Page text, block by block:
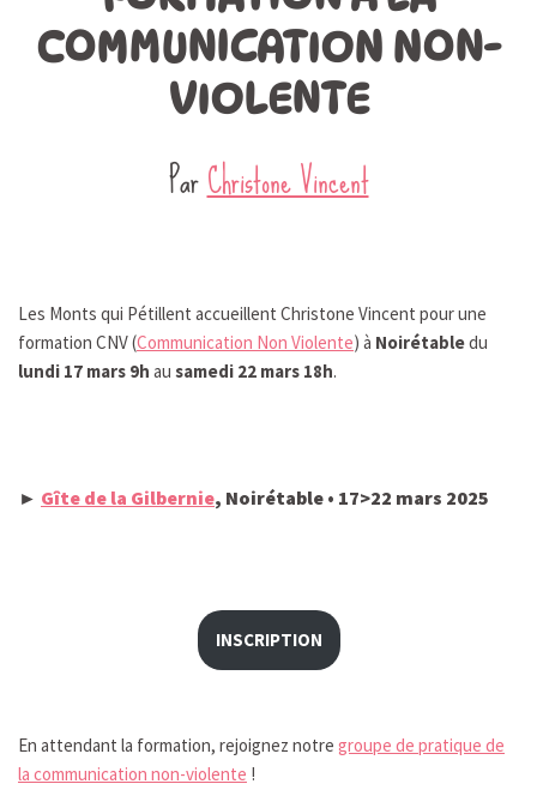
COMMUNICATION NON-
VIOLENTE
ParChristone Vincent
Les Monts qui Pétillent accueillent Christone Vincent pour une
formation CNV (Communication Non Violente) à Noirétabledu
lundi 17 mars 9h au samedi 22 mars 18h.
► Gîte de la Gilbernie, Noirétable • 17>22 mars 2025
INSCRIPTION
En attendant la formation, rejoignez notre groupe de pratique de
la communication non-violente !